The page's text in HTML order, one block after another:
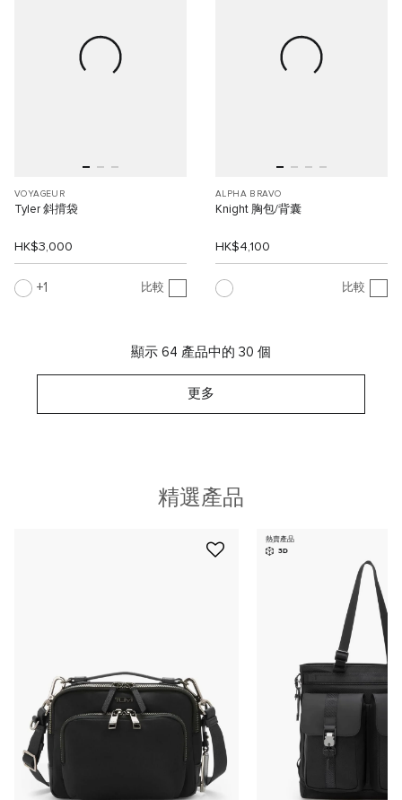
VOYAGEUR
Tyler 斜揹袋
HK$3,000
1 比較
ALPHA BRAVO
Knight 胸包/背囊
HK$4,100
比較
顯示 64 產品中的 30 個
更多
精選產品
熱賣產品
3D